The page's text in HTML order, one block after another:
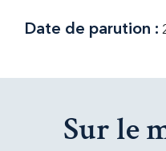
Date de parution :
Sur le